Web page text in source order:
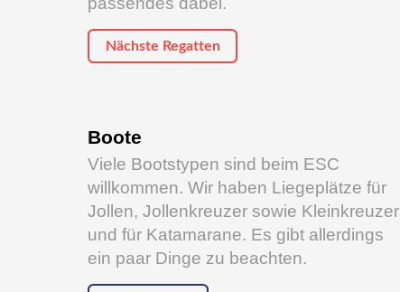
Nächste Regatten
Boote
Viele Bootstypen sind beim ESC
willkommen. Wir haben Liegeplätze für
Jollen, Jollenkreuzer sowie Kleinkreuzer
und für Katamarane. Es gibt allerdings
ein paar Dinge zu beachten.